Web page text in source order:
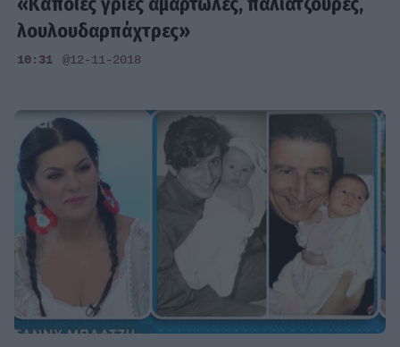
λουλουδαρπάχτρες»
10:31 @12-11-2018